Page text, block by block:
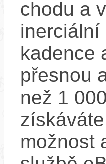
chodu a
inerciální
kadence
přesnou
než 1
možnost